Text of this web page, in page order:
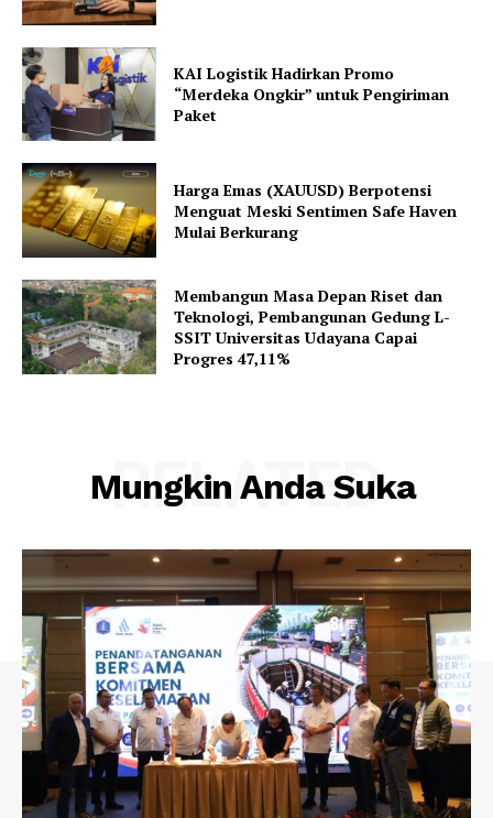
KAI Logistik Hadirkan Promo
“Merdeka Ongkir” untuk Pengiriman
Paket
Harga Emas (XAUUSD) Berpotensi
Menguat Meski Sentimen Safe Haven
Mulai Berkurang
Membangun Masa Depan Riset dan
Teknologi, Pembangunan Gedung L-
SSIT Universitas Udayana Capai
Progres 47,11%
Mungkin Anda Suka
RELATED